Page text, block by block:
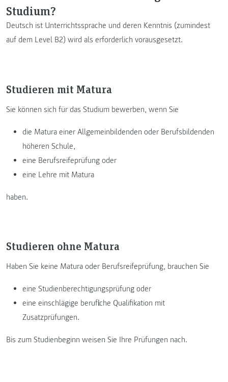
Studium?
Deutsch ist Unterrichtssprache und deren Kenntnis (zumindest
auf dem Level B2) wird als erforderlich vorausgesetzt.
Studieren mit Matura
Sie können sich für das Studium bewerben, wenn Sie
die Matura einer Allgemeinbildenden oder Berufsbildenden
höheren Schule,
eine Berufsreifeprüfung oder
eine Lehre mit Matura
haben.
Studieren ohne Matura
Haben Sie keine Matura oder Berufsreifeprüfung, brauchen Sie
eine Studienberechtigungsprüfung oder
eine einschlägige berufliche Qualifikation mit
Zusatzprüfungen.
Bis zum Studienbeginn weisen Sie Ihre Prüfungen nach.